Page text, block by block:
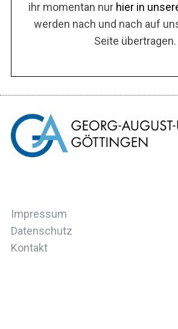
ihr momentan nur hier in
werden nach und nach auf
Seite übertragen.
Impressum
Datenschutz
Kontakt